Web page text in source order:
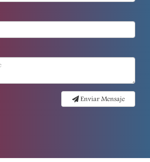
Enviar Mensaje